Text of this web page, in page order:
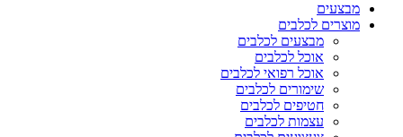
מבצעים
מוצרים לכלבים
מבצעים לכלבים
אוכל לכלבים
אוכל רפואי לכלבים
שימורים לכלבים
חטיפים לכלבים
עצמות לכלבים